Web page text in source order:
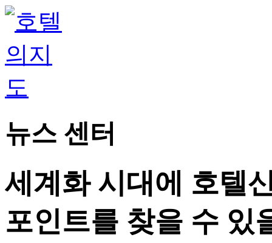
뉴스 센터
세계화 시대에 호텔
포인트를 찾을 수 있